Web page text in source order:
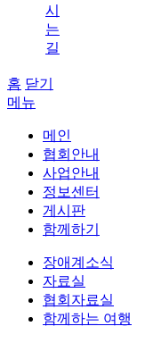
시
는
길
홈 닫기
메뉴
메인
협회안내
사업안내
정보센터
게시판
함께하기
장애계소식
자료실
협회자료실
함께하는 여행